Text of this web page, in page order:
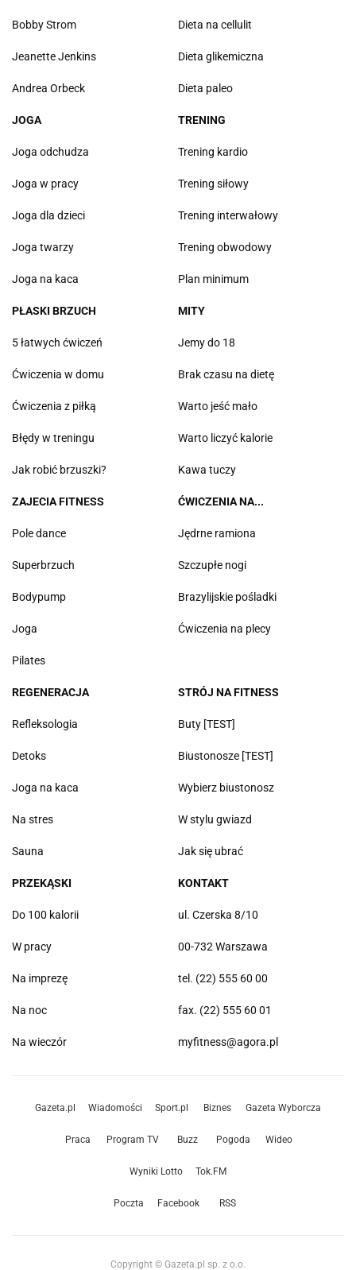
Bobby Strom
Jeanette Jenkins
Andrea Orbeck
Dieta na cellulit
Dieta glikemiczna
Dieta paleo
JOGA
Joga odchudza
Joga w pracy
Joga dla dzieci
Joga twarzy
Joga na kaca
TRENING
Trening kardio
Trening siłowy
Trening interwałowy
Trening obwodowy
Plan minimum
PŁASKI BRZUCH
5 łatwych ćwiczeń
Ćwiczenia w domu
Ćwiczenia z piłką
Błędy w treningu
Jak robić brzuszki?
MITY
Jemy do 18
Brak czasu na dietę
Warto jeść mało
Warto liczyć kalorie
Kawa tuczy
ZAJECIA FITNESS
Pole dance
Superbrzuch
Bodypump
Joga
Pilates
ĆWICZENIA NA...
Jędrne ramiona
Szczupłe nogi
Brazylijskie pośladki
Ćwiczenia na plecy
REGENERACJA
Refleksologia
Detoks
Joga na kaca
Na stres
Sauna
STRÓJ NA FITNESS
Buty [TEST]
Biustonosze [TEST]
Wybierz biustonosz
W stylu gwiazd
Jak się ubrać
PRZEKĄSKI
Do 100 kalorii
W pracy
Na imprezę
Na noc
Na wieczór
KONTAKT
ul. Czerska 8/10
00-732 Warszawa
tel. (22) 555 60 00
fax. (22) 555 60 01
myfitness@agora.pl
Gazeta.pl Wiadomości Sport.pl Biznes Gazeta Wyborcza
Praca Program TV Buzz Pogoda Wideo
Wyniki Lotto Tok.FM
Poczta Facebook RSS
Copyright © Gazeta.pl sp. z o.o.